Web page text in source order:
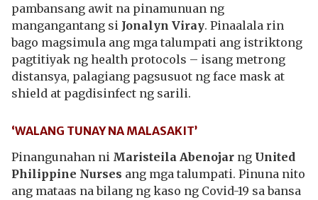
pambansang awit na pinamunuan ng
mangangantang si Jonalyn Viray. Pinaalala rin
bago magsimula ang mga talumpati ang istriktong
pagtitiyak ng health protocols – isang metrong
distansya, palagiang pagsusuot ng face mask at
shield at pagdisinfect ng sarili.
‘WALANG TUNAY NA MALASAKIT’
Pinangunahan ni Maristeila Abenojar ng United
Philippine Nurses ang mga talumpati. Pinuna nito
ang mataas na bilang ng kaso ng Covid-19 sa bansa